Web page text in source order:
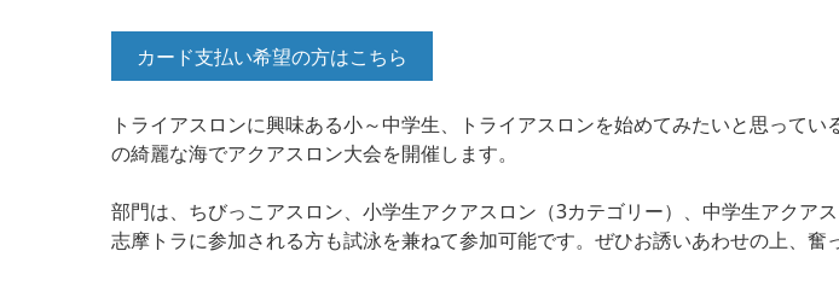
カード支払い希望の方はこちら
トライアスロンに興味ある小～中学生、トライアスロンを始めてみたいと思って
の綺麗な海でアクアスロン大会を開催します。
部門は、ちびっこアスロン、小学生アクアスロン（3カテゴリー）、中学生アクア
志摩トラに参加される方も試泳を兼ねて参加可能です。ぜひお誘いあわせの上、奮